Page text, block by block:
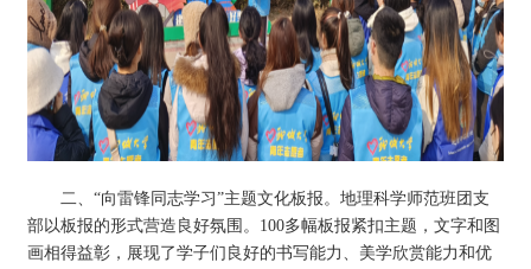
二、“向雷锋同志学习”主题文化板报。地理科学师范班团支
部以板报的形式营造良好氛围。100多幅板报紧扣主题，文字和图
画相得益彰，展现了学子们良好的书写能力、美学欣赏能力和优